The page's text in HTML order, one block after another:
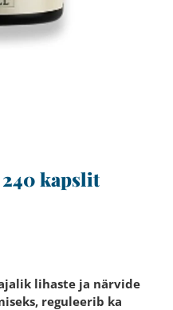
kapslit
lihaste ja närvide
reguleerib ka